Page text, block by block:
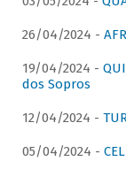
26/04/2024 -
19/04/2024 -
dos Sopros
12/04/2024 -
05/04/2024 -